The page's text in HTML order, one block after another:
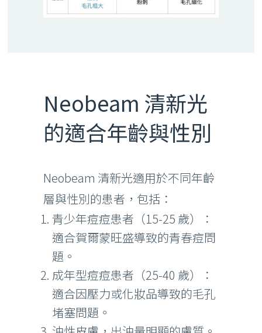
Neobeam 清新光
的適合年齡與性別
Neobeam 清新光適用於不同年齡
層與性別的患者，包括：
青少年痘痘患者（15-25 歲）：
適合賀爾蒙旺盛導致的青春痘問
題。
成年型痘痘患者（25-40 歲）：
適合因壓力或化妝品導致的毛孔
堵塞問題。